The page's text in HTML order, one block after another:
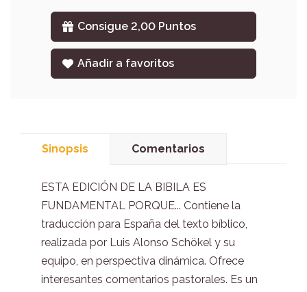
Consigue 2,00 Puntos
Añadir a favoritos
Sinopsis Comentarios
ESTA EDICIÓN DE LA BIBILA ES
FUNDAMENTAL PORQUE... Contiene la
traducción para España del texto bíblico,
realizada por Luis Alonso Schökel y su
equipo, en perspectiva dinámica. Ofrece
interesantes comentarios pastorales. Es un